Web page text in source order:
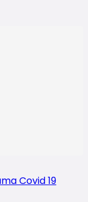
Covid 19